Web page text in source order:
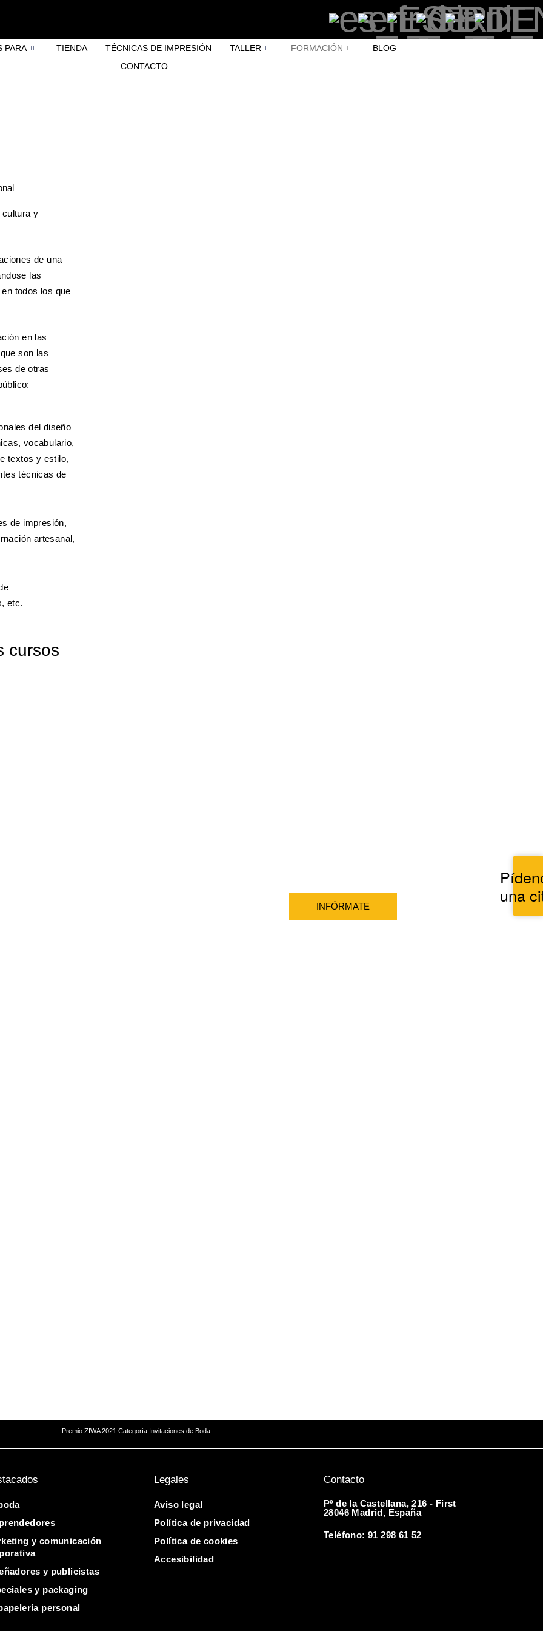
PARA TIENDA TÉCNICAS DE IMPRESIÓN TALLER FORMACIÓN
BLOG
CONTACTO
cultura y
de una
las
todos los que
en las
son las
de otras
del diseño
vocabulario,
textos y estilo,
técnicas de
de impresión,
artesanal,
etc.
cursos
INFÓRMATE
Premio ZIWA 2021 Categoría Invitaciones de Boda
y comunicación
y publicistas
y packaging
personal
Legales
Aviso legal
Política de privacidad
Política de cookies
Accesibilidad
Contacto
Pº de la Castellana, 216 - First
28046 Madrid, España
Teléfono: 91 298 61 52
una